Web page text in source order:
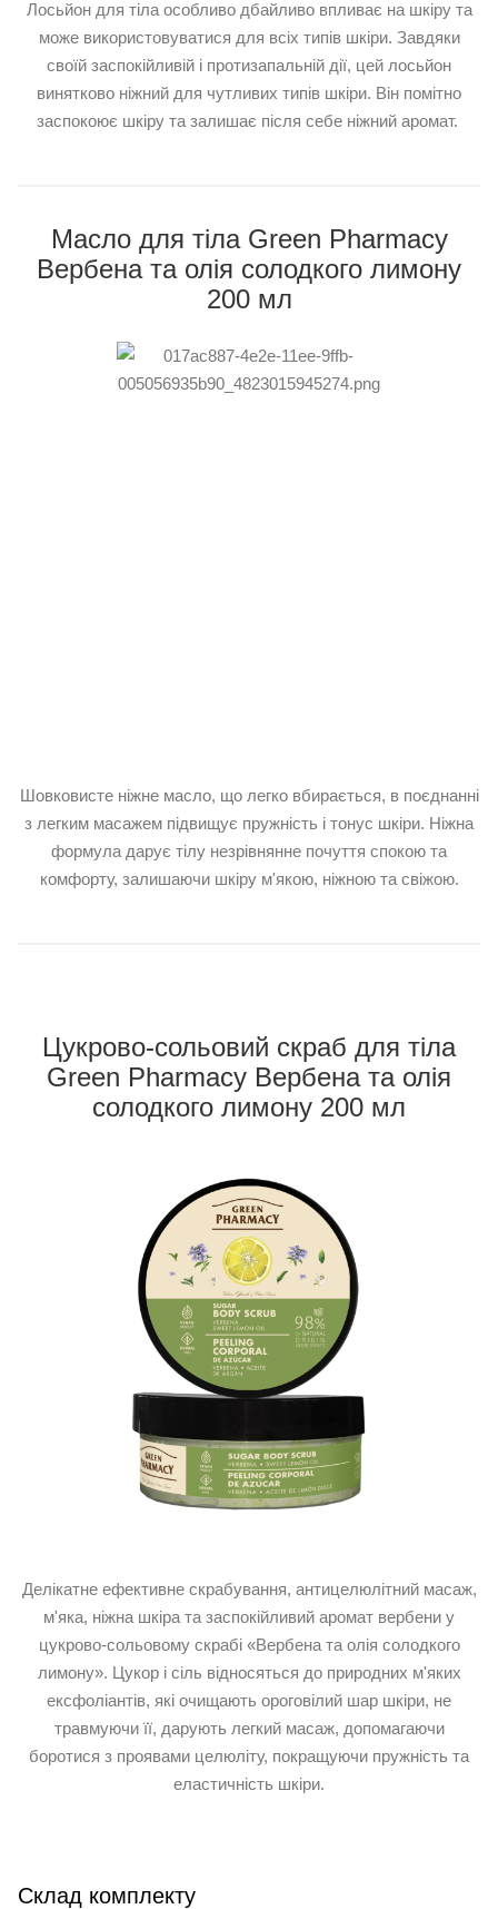
Лосьйон для тіла особливо дбайливо впливає на шкіру та
може використовуватися для всіх типів шкіри. Завдяки
своїй заспокійливій і протизапальній дії, цей лосьйон
винятково ніжний для чутливих типів шкіри. Він помітно
заспокоює шкіру та залишає після себе ніжний аромат.
Масло для тіла Green Pharmacy
Вербена та олія солодкого лимону
200 мл
Шовковисте ніжне масло, що легко вбирається, в поєднанні
з легким масажем підвищує пружність і тонус шкіри. Ніжна
формула дарує тілу незрівнянне почуття спокою та
комфорту, залишаючи шкіру м'якою, ніжною та свіжою.
Цукрово-сольовий скраб для тіла
Green Pharmacy Вербена та олія
солодкого лимону 200 мл
Делікатне ефективне скрабування, антицелюлітний масаж,
м'яка, ніжна шкіра та заспокійливий аромат вербени у
цукрово-сольовому скрабі «Вербена та олія солодкого
лимону». Цукор і сіль відносяться до природних м'яких
ексфоліантів, які очищають ороговілий шар шкіри, не
травмуючи її, дарують легкий масаж, допомагаючи
боротися з проявами целюліту, покращуючи пружність та
еластичність шкіри.
Склад комплекту